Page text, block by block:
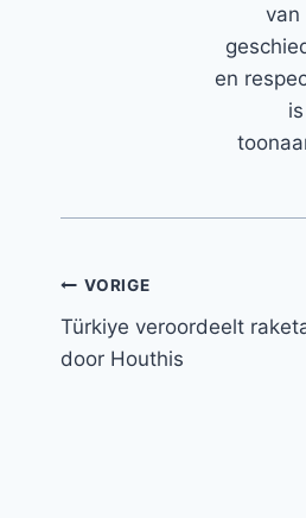
van
en
Bericht
navigatie
VORIGE
Türkiye veroordeelt
door Houthis